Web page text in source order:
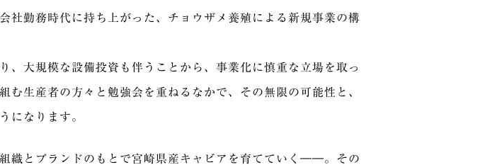
社勤務時代に持ち上がった、チョウザメ養殖による新規事業の構
、大規模な設備投資も伴うことから、事業化に慎重な立場を取っ
生産者の方々と勉強会を重ねるなかで、その無限の可能性と、
になります。
織とブランドのもとで宮崎県産キャビアを育てていく――。その